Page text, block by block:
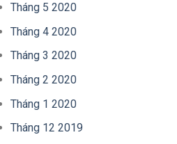
Tháng 5 2020
Tháng 4 2020
Tháng 3 2020
Tháng 2 2020
Tháng 1 2020
Tháng 12 2019